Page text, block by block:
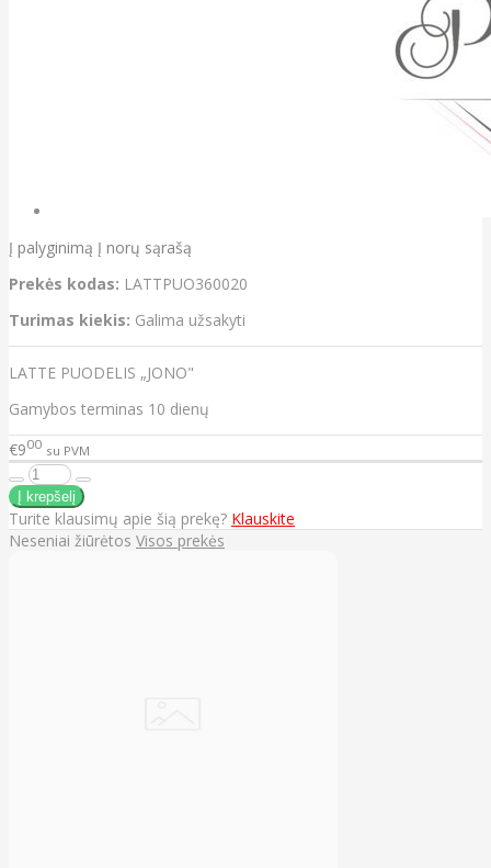
Į palyginimą Į norų sąrašą
Prekės kodas: LATTPUO360020
Turimas kiekis: Galima užsakyti
LATTE PUODELIS „JONO"
Gamybos terminas 10 dienų
€900 su PVM
Turite klausimų apie šią prekę? Klauskite
Neseniai žiūrėtos Visos prekės